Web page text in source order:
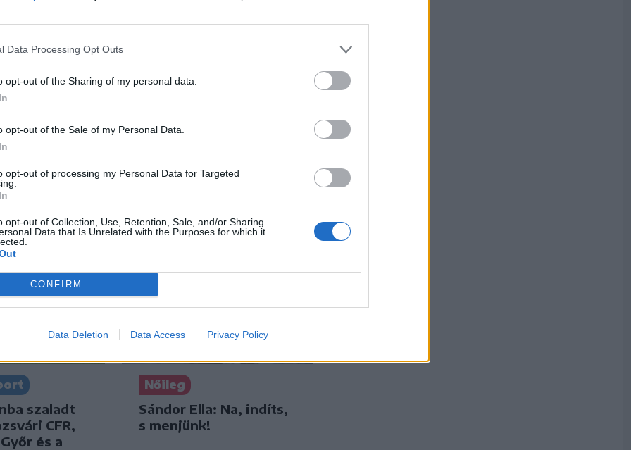
Data Processing Opt Outs
opt-out of the Sharing of my personal data.
opt-out of the Sale of my Personal Data.
opt-out of processing my Personal Data for Targeted
opt-out of Collection, Use, Retention, Sale, and/or Sharing
Data that Is Unrelated with the Purposes for which it
CONFIRM
Data Deletion Data Access Privacy Policy
két
–
Corbu góljától hangos a
meghívót sürgetnek
szaladt
CFR,
és a
Nőileg
Sándor Ella: Na, indíts,
s menjünk!